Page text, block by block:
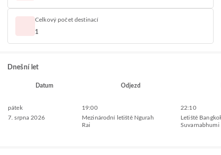
Celkový počet destinací
1
Dnešní let
Datum Odjezd
pátek
7. srpna 2026
19:00
Mezinárodní letiště Ngurah
Rai
22:10
Letiště
Suvarnabhumi